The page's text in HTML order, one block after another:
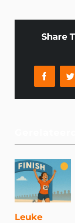
Share
Facebook
Leuke